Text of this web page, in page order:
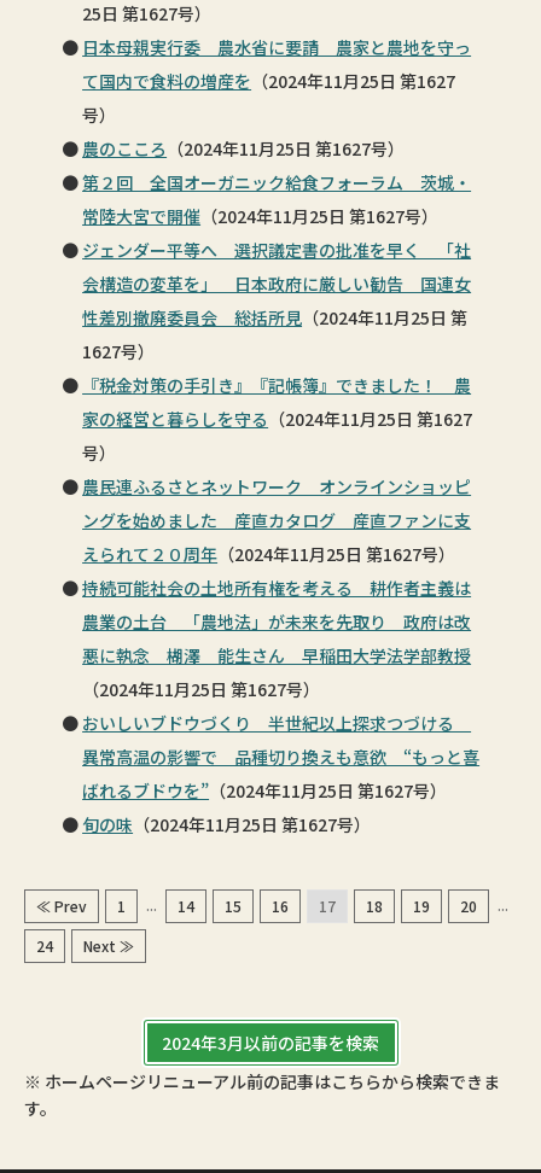
25日 第1627号）
日本母親実行委 農水省に要請 農家と農地を守っ
て国内で食料の増産を （2024年11月25日 第1627
号）
農のこころ （2024年11月25日 第1627号）
第２回 全国オーガニック給食フォーラム 茨城・
常陸大宮で開催 （2024年11月25日 第1627号）
ジェンダー平等へ 選択議定書の批准を早く 「社
会構造の変革を」 日本政府に厳しい勧告 国連女
性差別撤廃委員会 総括所見 （2024年11月25日 第
1627号）
『税金対策の手引き』『記帳簿』できました！ 農
家の経営と暮らしを守る （2024年11月25日 第1627
号）
農民連ふるさとネットワーク オンラインショッピ
ングを始めました 産直カタログ 産直ファンに支
えられて２０周年 （2024年11月25日 第1627号）
持続可能社会の土地所有権を考える 耕作者主義は
農業の土台 「農地法」が未来を先取り 政府は改
悪に執念 楜澤 能生さん 早稲田大学法学部教授
（2024年11月25日 第1627号）
おいしいブドウづくり 半世紀以上探求つづける
異常高温の影響で 品種切り換えも意欲 “もっと喜
ばれるブドウを” （2024年11月25日 第1627号）
旬の味 （2024年11月25日 第1627号）
≪ Prev 1 ... 14 15 16 17 18 19 20
...
24
Next ≫
2024年3月以前の記事を検索
※ ホームページリニューアル前の記事はこちらから検索できま
す。